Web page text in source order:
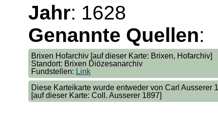
Jahr: 1628
Genannte Quellen:
Brixen Hofarchiv [auf dieser Karte: Brixen, Hofarchiv]
Standort: Brixen Diözesanarchiv
Fundstellen: Link
Diese Karteikarte wurde entweder von Carl Ausserer
[auf dieser Karte: Coll. Ausserer 1897]